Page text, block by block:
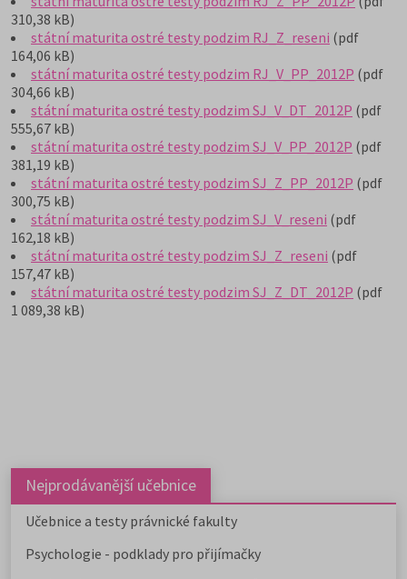
310,38 kB)
státní maturita ostré testy podzim RJ_Z_reseni (pdf
164,06 kB)
státní maturita ostré testy podzim RJ_V_PP_2012P (pdf
304,66 kB)
státní maturita ostré testy podzim SJ_V_DT_2012P (pdf
555,67 kB)
státní maturita ostré testy podzim SJ_V_PP_2012P (pdf
381,19 kB)
státní maturita ostré testy podzim SJ_Z_PP_2012P (pdf
300,75 kB)
státní maturita ostré testy podzim SJ_V_reseni (pdf
162,18 kB)
státní maturita ostré testy podzim SJ_Z_reseni (pdf
157,47 kB)
státní maturita ostré testy podzim SJ_Z_DT_2012P (pdf
1 089,38 kB)
Nejprodávanější učebnice
Učebnice a testy právnické fakulty
Psychologie - podklady pro přijímačky